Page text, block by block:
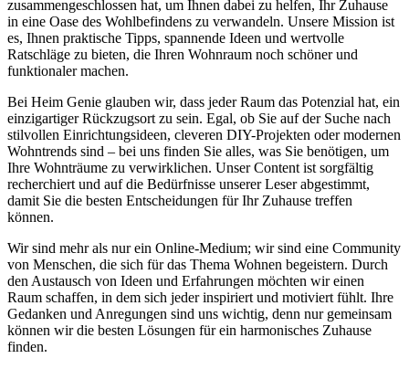
zusammengeschlossen hat, um Ihnen dabei zu helfen, Ihr Zuhause
in eine Oase des Wohlbefindens zu verwandeln. Unsere Mission ist
es, Ihnen praktische Tipps, spannende Ideen und wertvolle
Ratschläge zu bieten, die Ihren Wohnraum noch schöner und
funktionaler machen.
Bei Heim Genie glauben wir, dass jeder Raum das Potenzial hat, ein
einzigartiger Rückzugsort zu sein. Egal, ob Sie auf der Suche nach
stilvollen Einrichtungsideen, cleveren DIY-Projekten oder modernen
Wohntrends sind – bei uns finden Sie alles, was Sie benötigen, um
Ihre Wohnträume zu verwirklichen. Unser Content ist sorgfältig
recherchiert und auf die Bedürfnisse unserer Leser abgestimmt,
damit Sie die besten Entscheidungen für Ihr Zuhause treffen
können.
Wir sind mehr als nur ein Online-Medium; wir sind eine Community
von Menschen, die sich für das Thema Wohnen begeistern. Durch
den Austausch von Ideen und Erfahrungen möchten wir einen
Raum schaffen, in dem sich jeder inspiriert und motiviert fühlt. Ihre
Gedanken und Anregungen sind uns wichtig, denn nur gemeinsam
können wir die besten Lösungen für ein harmonisches Zuhause
finden.